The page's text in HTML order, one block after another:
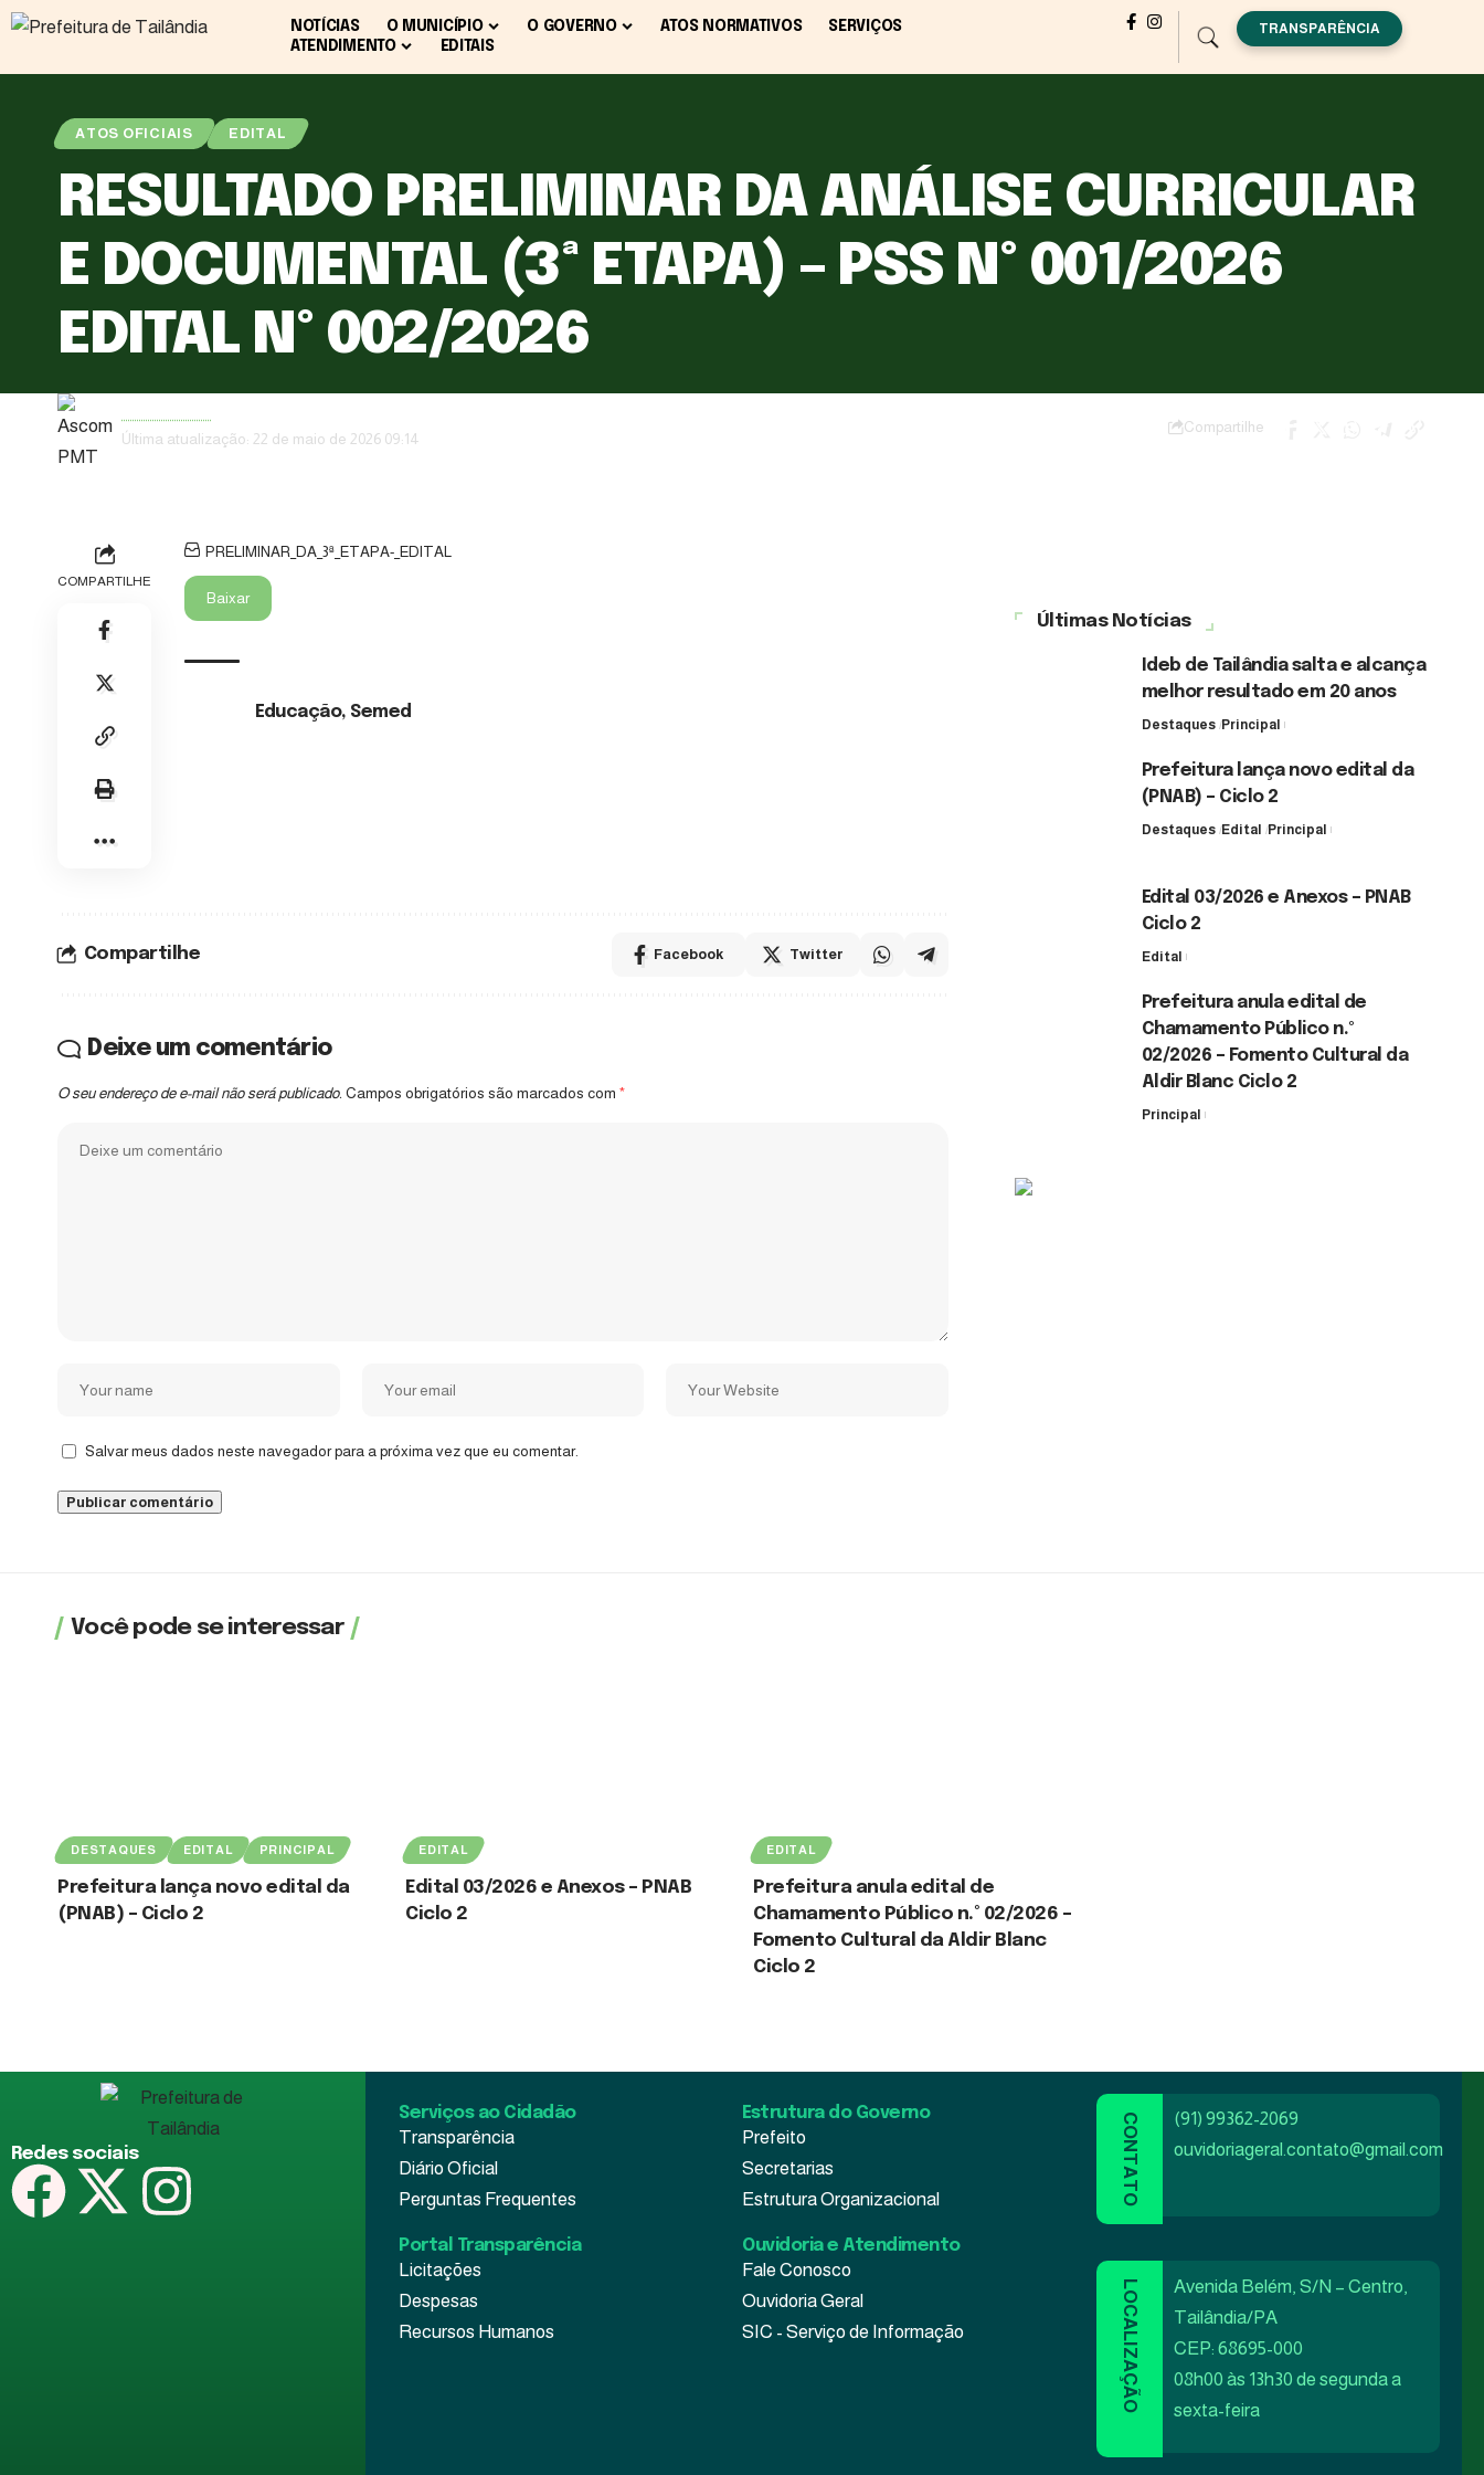
NOTÍCIAS O MUNICÍPIO O GOVERNO ATOS NORMATIVOS
SERVIÇOS
ATENDIMENTO
EDITAIS
TRANSPARÊNCIA
ATOS OFICIAIS EDITAL
RESULTADO PRELIMINAR DA ANÁLISE CURRICULAR
E DOCUMENTAL (3ª ETAPA) – PSS Nº 001/2026
EDITAL Nº 002/2026
Última atualização: 22 de maio de 2026 09:14
Compartilhe
COMPARTILHE
PRELIMINAR_DA_3ª_ETAPA-_EDITAL
Baixar
Educação, Semed
Compartilhe Facebook Twitter
Deixe um comentário
O seu endereço de e-mail não será publicado. Campos obrigatórios são marcados com *
Salvar meus dados neste navegador para a próxima vez que eu comentar.
Últimas Notícias
Ideb de Tailândia salta e alcança
melhor resultado em 20 anos
Destaques Principal
Prefeitura lança novo edital da
(PNAB) – Ciclo 2
Destaques Edital
Principal
Edital 03/2026 e Anexos – PNAB
Ciclo 2
Edital
Prefeitura anula edital de
Chamamento Público n.º
02/2026 – Fomento Cultural da
Aldir Blanc Ciclo 2
Principal
Você pode se interessar
DESTAQUES EDITAL PRINCIPAL
Prefeitura lança novo edital da
(PNAB) – Ciclo 2
EDITAL
Edital 03/2026 e Anexos – PNAB
Ciclo 2
EDITAL
Prefeitura anula edital de
Chamamento Público n.º 02/2026 –
Fomento Cultural da Aldir Blanc
Ciclo 2
Redes sociais
Serviços ao Cidadão
Transparência
Diário Oficial
Perguntas Frequentes
Estrutura do Governo
Prefeito
Secretarias
Estrutura Organizacional
Portal Transparência
Licitações
Despesas
Recursos Humanos
Ouvidoria e Atendimento
Fale Conosco
Ouvidoria Geral
SIC - Serviço de Informação
(91) 99362-2069
ouvidoriageral.contato@gmail.com
Avenida Belém, S/N – Centro,
Tailândia/PA
CEP: 68695-000
08h00 às 13h30 de segunda a
sexta-feira